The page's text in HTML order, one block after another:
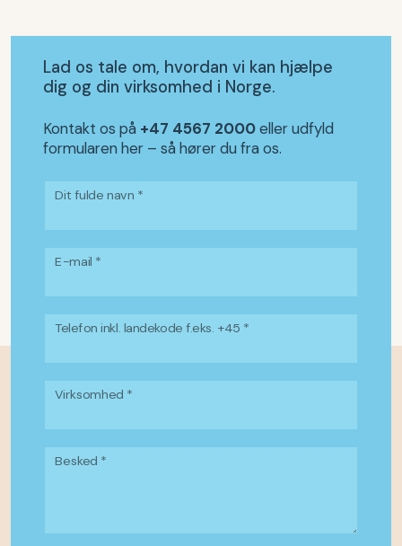
Lad os tale om, hvordan vi kan hjælpe
dig og din virksomhed i Norge.
Kontakt os på +47 4567 2000eller udfyld
formularen her – så hører du fra os.
Dit fulde navn *
E-mail *
Telefon inkl. landekode f.eks. +45 *
Virksomhed *
Besked *